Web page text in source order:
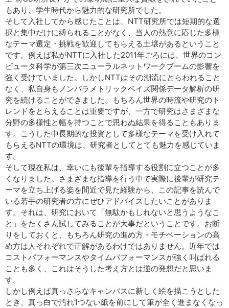
もあり、学生時代から魅力的な研究所でした。
そして入社してから感じたことは、NTT研究所では短期的な選
択と集中だけに縛られることがなく、当人の熱意に応じた多様
なテーマ選定・挑戦を歓迎してもらえる土壌があるということ
です。例えば私がNTTに入社した2011年ごろには、世界のコン
ピュータ科学が第三次ニューラルネットワークブームの影響を
強く受けていました。しかしNTTはその潮流にとらわれること
なく、私自身もノンパラメトリックベイズ関係データ解析の研
究を続けることができました。もちろん世界の時流や研究のト
レンドをとらえることは重要ですが、一方で研究はさまざまな
分野の多様性と幅を持つことで思わぬ結果を得ることもありま
す。こうした中長期的な投資として多様なテーマを受け入れて
もらえるNTTの環境は、研究者としてとても魅力を感じていま
す。
そして現在私は、幸いにも後輩を指導する役割に立つことが多
くなりました。さまざまな指導を行う中で実際に後輩が研究テ
ーマを立ち上げる姿を間近で見た経験から、この記事を読んで
いる若手の研究者の方にぜひアドバイスしたいことがありま
す。それは、研究において「無駄かもしれないと思うようなこ
と」をたくさん試してみることが大事だということです。お断
りをしておくと、もちろん研究の進め方・モチベーションの高
め方は人それぞれで正解があるわけではありません。近年では
コストパフォーマンスやタイムパフォーマンスが強く叫ばれる
ことも多く、これはそうした考え方とは逆の発想だと思いま
す。
しかし例えば真っさらなキャンバスに新しく絵を描こうとした
とき、真っ白で汚れ1つない紙を前にして筆が全く進まなくなっ